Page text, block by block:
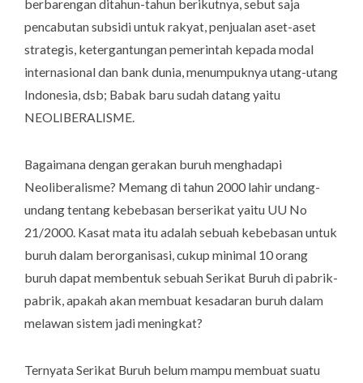
berbarengan ditahun-tahun berikutnya, sebut saja
pencabutan subsidi untuk rakyat, penjualan aset-aset
strategis, ketergantungan pemerintah kepada modal
internasional dan bank dunia, menumpuknya utang-utang
Indonesia, dsb; Babak baru sudah datang yaitu
NEOLIBERALISME.
Bagaimana dengan gerakan buruh menghadapi
Neoliberalisme? Memang di tahun 2000 lahir undang-
undang tentang kebebasan berserikat yaitu UU No
21/2000. Kasat mata itu adalah sebuah kebebasan untuk
buruh dalam berorganisasi, cukup minimal 10 orang
buruh dapat membentuk sebuah Serikat Buruh di pabrik-
pabrik, apakah akan membuat kesadaran buruh dalam
melawan sistem jadi meningkat?
Ternyata Serikat Buruh belum mampu membuat suatu